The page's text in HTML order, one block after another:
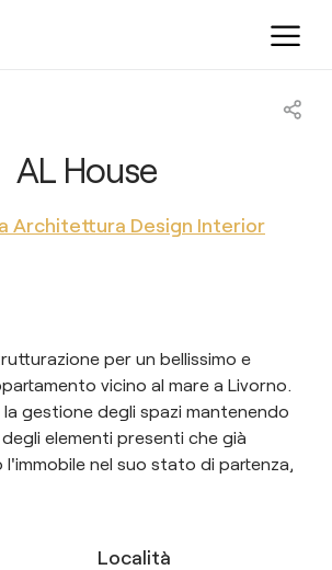
AL House
Architettura Design Interior
per un bellissimo e
vicino al mare a Livorno.
gestione degli spazi mantenendo
elementi presenti che già
nel suo stato di partenza,
Località